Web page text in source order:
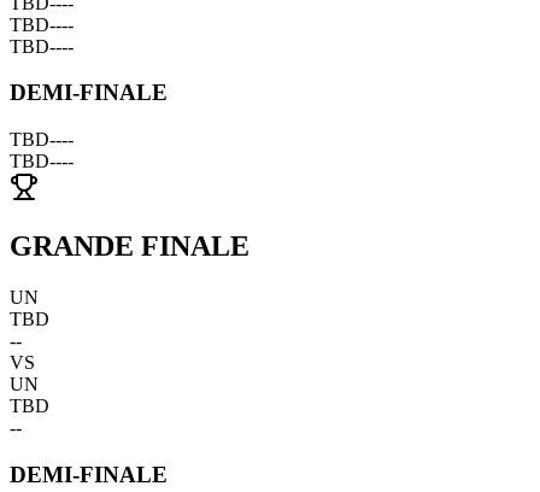
TBD----
TBD----
DEMI-FINALE
TBD----
TBD----
GRANDE FINALE
UN
TBD
--
VS
UN
TBD
--
DEMI-FINALE